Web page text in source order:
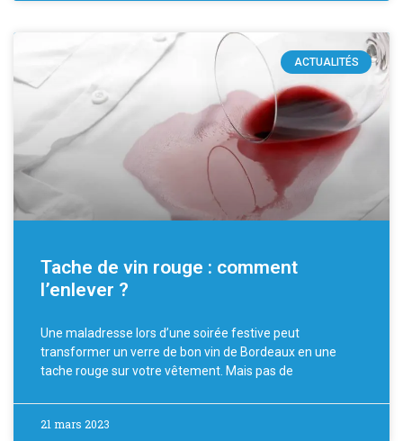
ACTUALITÉS
Tache de vin rouge : comment
l’enlever ?
Une maladresse lors d’une soirée festive peut
transformer un verre de bon vin de Bordeaux en une
tache rouge sur votre vêtement. Mais pas de
21 mars 2023